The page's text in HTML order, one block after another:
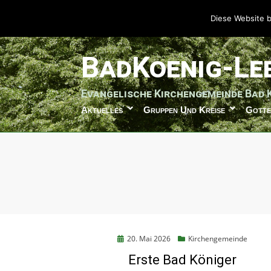
weiter
zum
Inhalt
BadKoenig-
Evangelische Kirchengemeinde Bad
Aktuelles Gruppen Und Kreise
Posted
20. Mai 2026 Kirchengemeinde
Erste Bad Königer
Diese Website